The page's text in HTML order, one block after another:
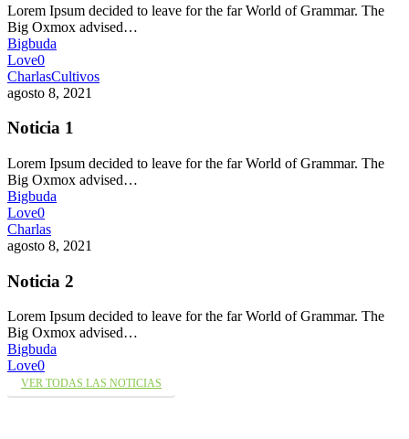
Lorem Ipsum decided to leave for the far World of Grammar. The
Big Oxmox advised…
Bigbuda
Love0
CharlasCultivos
agosto 8, 2021
Noticia 1
Lorem Ipsum decided to leave for the far World of Grammar. The
Big Oxmox advised…
Bigbuda
Love0
Charlas
agosto 8, 2021
Noticia 2
Lorem Ipsum decided to leave for the far World of Grammar. The
Big Oxmox advised…
Bigbuda
Love0
VER TODAS LAS NOTICIAS